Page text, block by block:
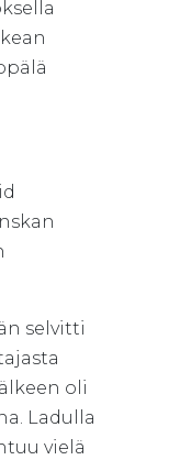
selvitti
oli
Ladulla
vielä